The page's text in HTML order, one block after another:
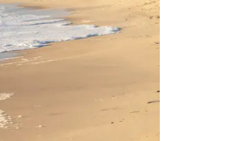
teclado ou tocando e deslizando o dedo na tela.